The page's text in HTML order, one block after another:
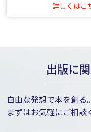
詳しくはこ
出版に
自由な発想で本を創る
まずはお気軽にご相談